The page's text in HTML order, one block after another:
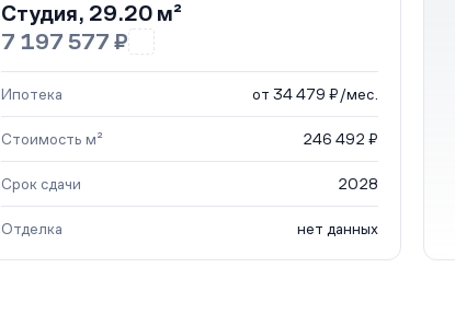
Студия, 29.20 м²
7 197 577 ₽
Ипотека от 34 479 ₽/мес.
Стоимость м² 246 492 ₽
Срок сдачи 2028
Отделка нет данных